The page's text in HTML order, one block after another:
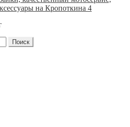
на Кропоткина 4
Поиск